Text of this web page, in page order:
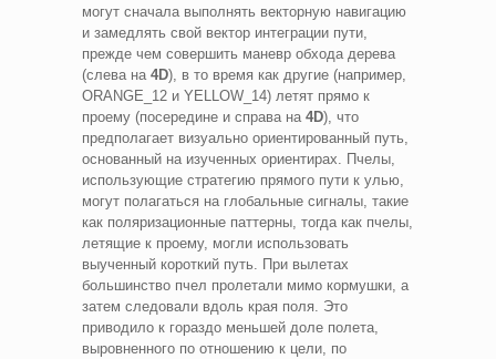
могут сначала выполнять векторную навигацию
и замедлять свой вектор интеграции пути,
прежде чем совершить маневр обхода дерева
(слева на 4D), в то время как другие (например,
ORANGE_12 и YELLOW_14) летят прямо к
проему (посередине и справа на 4D), что
предполагает визуально ориентированный путь,
основанный на изученных ориентирах. Пчелы,
использующие стратегию прямого пути к улью,
могут полагаться на глобальные сигналы, такие
как поляризационные паттерны, тогда как пчелы,
летящие к проему, могли использовать
выученный короткий путь. При вылетах
большинство пчел пролетали мимо кормушки, а
затем следовали вдоль края поля. Это
приводило к гораздо меньшей доле полета,
выровненного по отношению к цели, по